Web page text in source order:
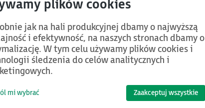
jak na hali produkcyjnej dbamy o najwyższą
i efektywność, na naszych stronach dbamy o
W tym celu używamy plików cookies i
śledzenia do celów analitycznych i
mi wybrać Zaakceptuj wszystkie